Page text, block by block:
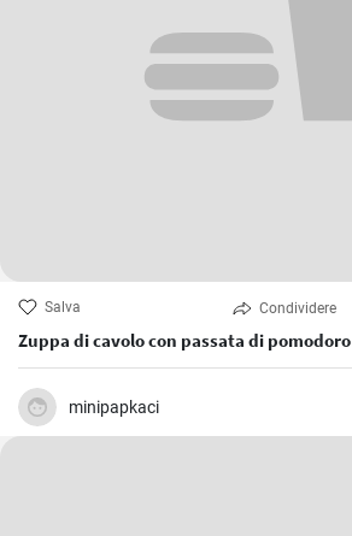
Salva Condividere
Zuppa di cavolo con passata di pomodoro
minipapkaci